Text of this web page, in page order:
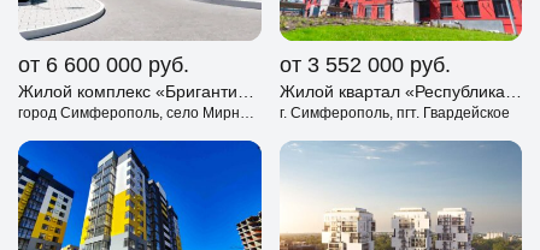
от 6 600 000 руб. от 3 552 000 руб.
г. Симферополь, пгт. Гвардейское